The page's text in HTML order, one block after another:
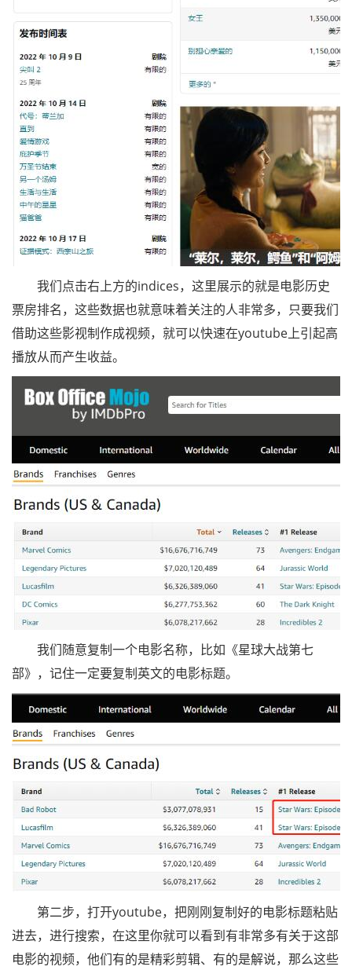
我们点击右上方的indices，这里展示的就是电影历史
票房排名，这些数据也就意味着关注的人非常多，只要我们
借助这些影视制作成视频，就可以快速在youtube上引起高
播放从而产生收益。
我们随意复制一个电影名称，比如《星球大战第七
部》，记住一定要复制英文的电影标题。
第二步，打开youtube，把刚刚复制好的电影标题粘贴
进去，进行搜索，在这里你就可以看到有非常多有关于这部
电影的视频，他们有的是精彩剪辑、有的是解说，那么这些